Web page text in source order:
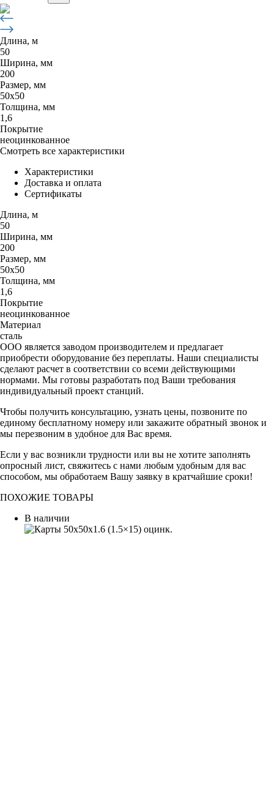
Длина, м
50
Ширина, мм
200
Размер, мм
50х50
Толщина, мм
1,6
Покрытие
неоцинкованное
Смотреть все характеристики
Характеристики
Доставка и оплата
Сертификаты
Длина, м
50
Ширина, мм
200
Размер, мм
50х50
Толщина, мм
1,6
Покрытие
неоцинкованное
Материал
сталь
ООО является заводом производителем и предлагает
приобрести оборудование без переплаты. Наши специалисты
сделают расчет в соответствии со всеми действующими
нормами. Мы готовы разработать под Ваши требования
индивидуальный проект станций.
Чтобы получить консультацию, узнать цены, позвоните по
единому бесплатному номеру или закажите обратный звонок и
мы перезвоним в удобное для Вас время.
Если у вас возникли трудности или вы не хотите заполнять
опросный лист, свяжитесь с нами любым удобным для вас
способом, мы обработаем Вашу заявку в кратчайшие сроки!
ПОХОЖИЕ ТОВАРЫ
В наличии